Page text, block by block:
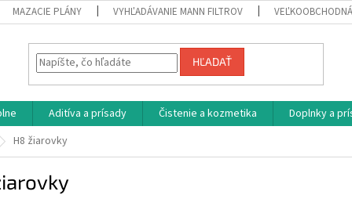
MAZACIE PLÁNY VYHĽADÁVANIE MANN FILTROV
HĽADAŤ
Aditíva a prísady Čistenie a kozmetika Doplnky a
H8 žiarovky